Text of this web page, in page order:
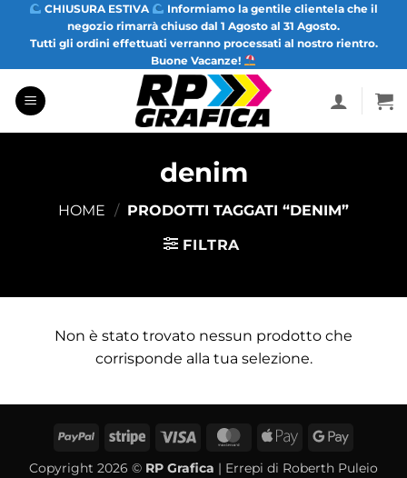
Salta
contenuti
CHIUSURA ESTIVA
Informiamo la gentile clientela che il
negozio rimarrà chiuso dal 1 Agosto al 31 Agosto.
Tutti gli ordini effettuati verranno processati al nostro rientro.
Buone Vacanze!
denim
HOME / PRODOTTI TAGGATI “DENIM”
FILTRA
Non è stato trovato nessun prodotto che
corrisponde alla tua selezione.
PayPal Stripe Visa MasterCard
Apple
Google
Copyright 2026 © RP Grafica | Errepi di Roberth Puleio